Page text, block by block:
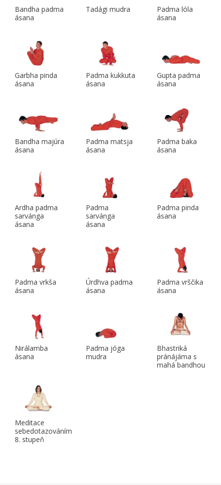
Bandha padma
ásana
Tadági mudra
Padma lóla
ásana
Garbha pinda
ásana
Padma kukkuta
ásana
Gupta padma
ásana
Bandha majúra
ásana
Padma matsja
ásana
Padma baka
ásana
Ardha padma
sarvánga
ásana
Padma
sarvánga
ásana
Padma pinda
ásana
Padma vrkša
ásana
Úrdhva padma
ásana
Padma vrščika
ásana
Nirálamba
ásana
Padma jóga
mudra
Bhastriká
pránájáma s
mahá bandhou
Meditace
sebedotazováním
8. stupeň